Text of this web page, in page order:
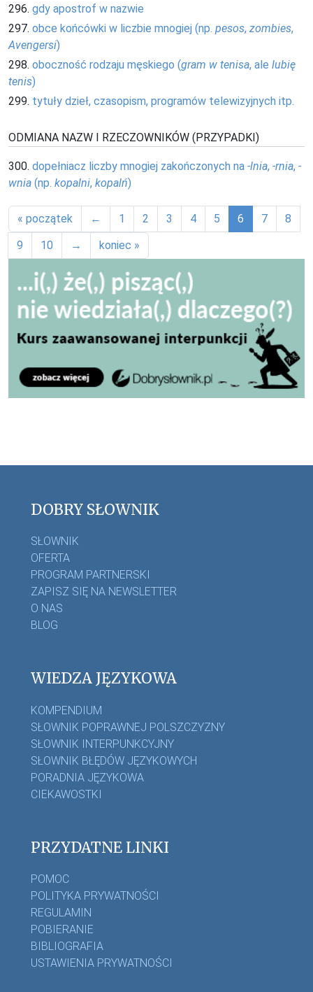
296. gdy apostrof w nazwie
297. obce końcówki w liczbie mnogiej (np. pesos, zombies,
Avengersi)
298. oboczność rodzaju męskiego (gram w tenisa, ale lubię
tenis)
299. tytuły dzieł, czasopism, programów telewizyjnych itp.
ODMIANA NAZW I RZECZOWNIKÓW (PRZYPADKI)
300. dopełniacz liczby mnogiej zakończonych na -lnia, -rnia, -
wnia (np. kopalni, kopalń)
« początek ← 1 2 3 4 5 6 7
8
9
10 → koniec »
DOBRY SŁOWNIK
SŁOWNIK
OFERTA
PROGRAM PARTNERSKI
ZAPISZ SIĘ NA NEWSLETTER
O NAS
BLOG
WIEDZA JĘZYKOWA
KOMPENDIUM
SŁOWNIK POPRAWNEJ POLSZCZYZNY
SŁOWNIK INTERPUNKCYJNY
SŁOWNIK BŁĘDÓW JĘZYKOWYCH
PORADNIA JĘZYKOWA
CIEKAWOSTKI
PRZYDATNE LINKI
POMOC
POLITYKA PRYWATNOŚCI
REGULAMIN
POBIERANIE
BIBLIOGRAFIA
USTAWIENIA PRYWATNOŚCI